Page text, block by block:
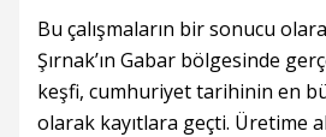
Bu çalışmaların bir sonucu
Şırnak’ın Gabar bölgesinde
keşfi, cumhuriyet tarihinin en
olarak kayıtlara geçti. Üretime